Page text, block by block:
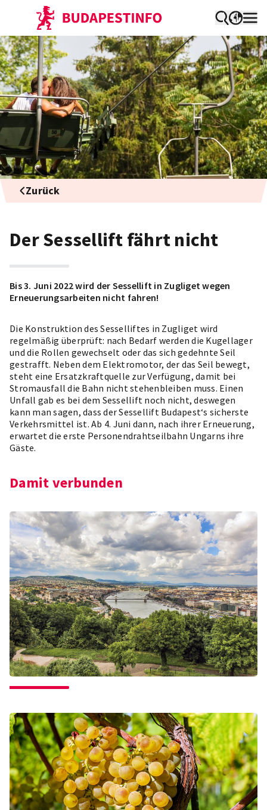
Zurück
Der Sessellift fährt nicht
Bis 3. Juni 2022 wird der Sessellift in Zugliget wegen
Erneuerungsarbeiten nicht fahren!
Die Konstruktion desSesselliftes in Zugliget wird
regelmäßig überprüft: nach Bedarf werden die Kugellager
und die Rollen gewechselt oder das sich gedehnte Seil
gestrafft. Neben dem Elektromotor, der das Seil bewegt,
steht eine Ersatzkraftquelle zur Verfügung, damit bei
Stromausfall die Bahn nicht stehenbleiben muss. Einen
Unfall gab es bei dem Sessellift noch nicht, deswegen
kann man sagen, dass der Sessellift Budapest‘s sicherste
Verkehrsmittel ist. Ab 4. Juni dann, nach ihrer Erneuerung,
erwartet die erste Personendrahtseilbahn Ungarns ihre
Gäste.
Damit verbunden